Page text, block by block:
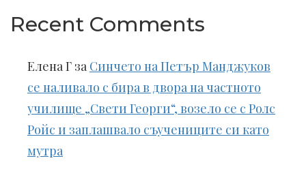
Recent Comments
Елена Г за Синчето на Петър Манджуков
се наливало с бира в двора на частното
училище „Свети Георги“, возело се с Ролс
Ройс и заплашвало съучениците си като
мутра